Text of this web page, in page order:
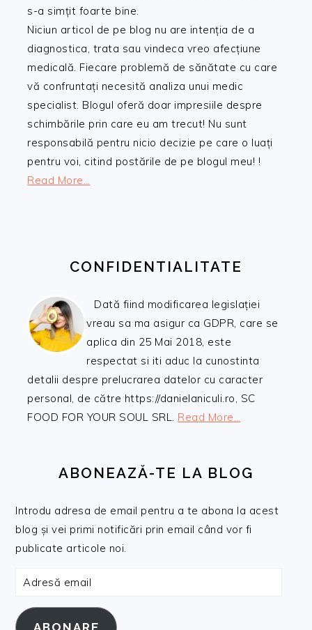
s-a simțit foarte bine.
Niciun articol de pe blog nu are intenția de a
diagnostica, trata sau vindeca vreo afecțiune
medicală. Fiecare problemă de sănătate cu care
vă confruntați necesită analiza unui medic
specialist. Blogul oferă doar impresiile despre
schimbările prin care eu am trecut! Nu sunt
responsabilă pentru nicio decizie pe care o luați
pentru voi, citind postările de pe blogul meu! !
Read More…
CONFIDENTIALITATE
Dată fiind modificarea legislației
vreau sa ma asigur ca GDPR, care se
aplica din 25 Mai 2018, este
respectat si iti aduc la cunostinta
detalii despre prelucrarea datelor cu caracter
personal, de către https://danielaniculi.ro, SC
FOOD FOR YOUR SOUL SRL. Read More…
ABONEAZĂ-TE LA BLOG
Introdu adresa de email pentru a te abona la acest
blog și vei primi notificări prin email când vor fi
publicate articole noi.
Adresă